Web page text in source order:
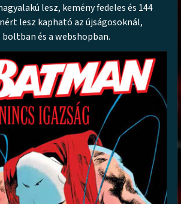
lesz, kemény fedeles és 144
lesz kapható az újságosoknál,
boltban és a webshopban.